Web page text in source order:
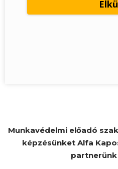
Munkavédelmi előadó
képzésünket Alfa
partnerünk